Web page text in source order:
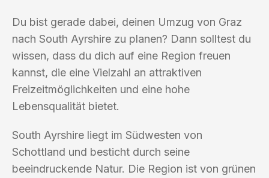
Du bist gerade dabei, deinen Umzug von Graz
nach South Ayrshire zu planen? Dann solltest du
wissen, dass du dich auf eine Region freuen
kannst, die eine Vielzahl an attraktiven
Freizeitmöglichkeiten und eine hohe
Lebensqualität bietet.
South Ayrshire liegt im Südwesten von
Schottland und besticht durch seine
beeindruckende Natur. Die Region ist von grünen